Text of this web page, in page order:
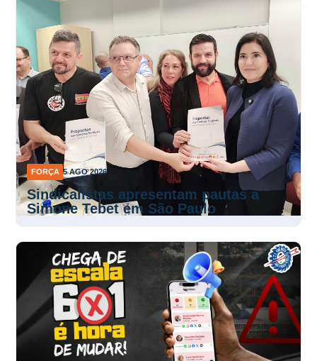
FORÇA 5 AGO 2026
Sindicalistas apresentam pautas a
Simone Tebet em São Paulo